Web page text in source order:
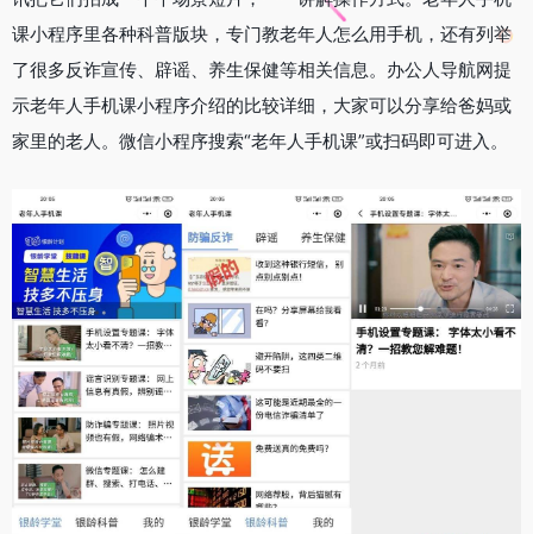
课小程序里各种科普版块，专门教老年人怎么用手机，还有列举
了很多反诈宣传、辟谣、养生保健等相关信息。办公人导航网提
示老年人手机课小程序介绍的比较详细，大家可以分享给爸妈或
家里的老人。微信小程序搜索“老年人手机课”或扫码即可进入。